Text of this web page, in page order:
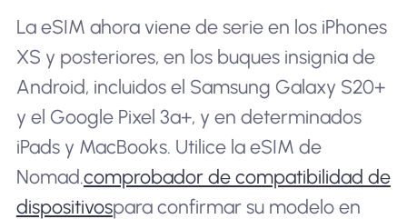
La eSIM ahora viene de serie en los iPhones
XS y posteriores, en los buques insignia de
Android, incluidos el Samsung Galaxy S20+
y el Google Pixel 3a+, y en determinados
iPads y MacBooks. Utilice la eSIM de
Nomad.comprobador de compatibilidad de
dispositivospara confirmar su modelo en